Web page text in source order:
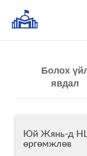
Болох
явдал
Юй Жянь-д
өргөмжлөв